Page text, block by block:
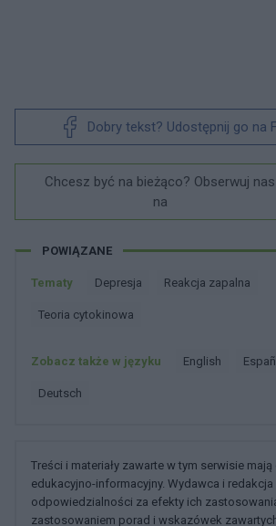
Dobry tekst? Udostępnij go na
Chcesz być na bieżąco? Obserwuj nas
na
POWIĄZANE
Tematy Depresja Reakcja zapalna
Teoria cytokinowa
Zobacz także w języku english
deutsch
Treści i materiały zawarte w tym serwisie mają
edukacyjno-informacyjny. Wydawca i
odpowiedzialności za efekty ich
zastosowaniem porad i wskazówek